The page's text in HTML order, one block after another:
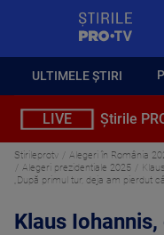
ULTIMELE ȘTIRI
LIVE Știrile
Stirileprotv Alegeri în România
Alegeri prezidentiale 2025
„După primul tur, deja am pierdut
Klaus